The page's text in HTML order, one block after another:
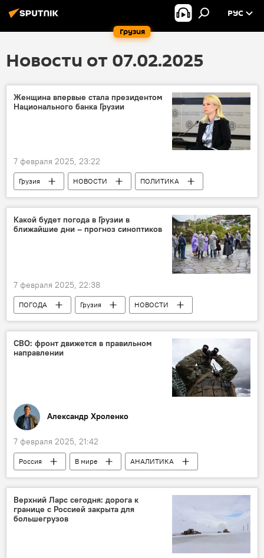
Грузия
РУС
Новости от 07.02.2025
Женщина впервые стала президентом
Национального банка Грузии
7 февраля 2025, 23:22
Грузия НОВОСТИ
ПОЛИТИКА
Натия Турнава
Национальный банк Грузии
Какой будет погода в Грузии в
ближайшие дни – прогноз синоптиков
7 февраля 2025, 22:38
ПОГОДА Грузия
НОВОСТИ
Национальное агентство окружающей среды
Прогноз погоды в Грузии
СВО: фронт движется в правильном
направлении
Александр Хроленко
7 февраля 2025, 21:42
Россия В мире
АНАЛИТИКА
Украина
США
Харьков
Обострение ситуации вокруг Украины
Верхний Ларс сегодня: дорога к
границе с Россией закрыта для
большегрузов